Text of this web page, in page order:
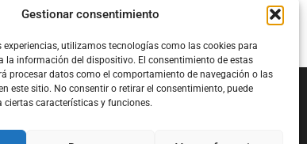
Gestionar consentimiento
experiencias, utilizamos tecnologías como las cookies para
la información del dispositivo. El consentimiento de estas
procesar datos como el comportamiento de navegación o las
este sitio. No consentir o retirar el consentimiento, puede
ciertas características y funciones.